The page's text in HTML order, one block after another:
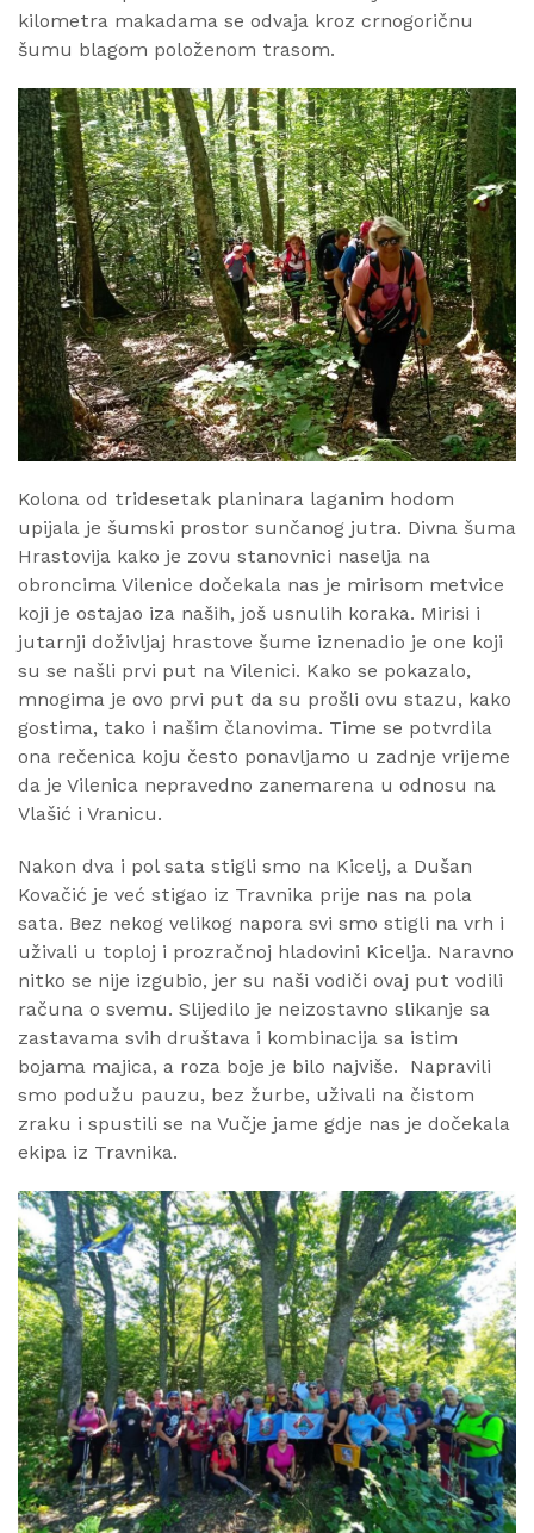
kilometra makadama se odvaja kroz crnogoričnu
šumu blagom položenom trasom.
Kolona od tridesetak planinara laganim hodom
upijala je šumski prostor sunčanog jutra. Divna šuma
Hrastovija kako je zovu stanovnici naselja na
obroncima Vilenice dočekala nas je mirisom metvice
koji je ostajao iza naših, još usnulih koraka. Mirisi i
jutarnji doživljaj hrastove šume iznenadio je one koji
su se našli prvi put na Vilenici. Kako se pokazalo,
mnogima je ovo prvi put da su prošli ovu stazu, kako
gostima, tako i našim članovima. Time se potvrdila
ona rečenica koju često ponavljamo u zadnje vrijeme
da je Vilenica nepravedno zanemarena u odnosu na
Vlašić i Vranicu.
Nakon dva i pol sata stigli smo na Kicelj, a Dušan
Kovačić je već stigao iz Travnika prije nas na pola
sata. Bez nekog velikog napora svi smo stigli na vrh i
uživali u toploj i prozračnoj hladovini Kicelja. Naravno
nitko se nije izgubio, jer su naši vodiči ovaj put vodili
računa o svemu. Slijedilo je neizostavno slikanje sa
zastavama svih društava i kombinacija sa istim
bojama majica, a roza boje je bilo najviše. Napravili
smo podužu pauzu, bez žurbe, uživali na čistom
zraku i spustili se na Vučje jame gdje nas je dočekala
ekipa iz Travnika.